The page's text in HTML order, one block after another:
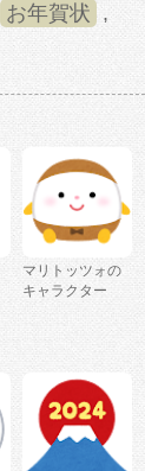
お年賀状 ,
マリトッツォの
キャラクター